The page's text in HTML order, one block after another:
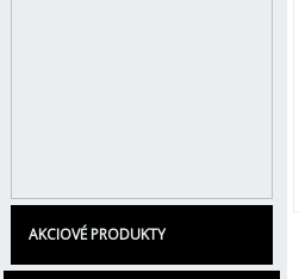
AKCIOVÉ PRODUKTY